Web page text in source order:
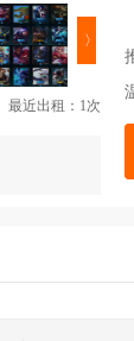
〉
最近出租：1次